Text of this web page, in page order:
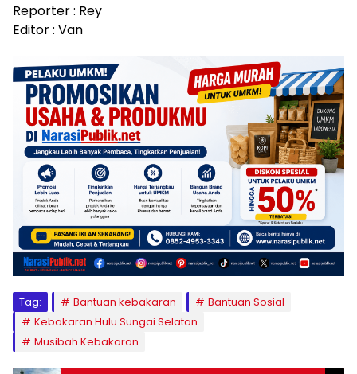
Reporter : Rey
Editor : Van
Tag: Bantuan kebakaran
Bantuan Sosial
Kebakaran Hulu Sungai Selatan
Musibah Kebakaran